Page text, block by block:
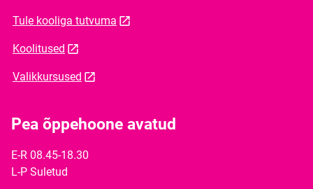
Tule kooliga tutvuma
Koolitused
Valikkursused
Pea õppehoone avatud
E-R 08.45-18.30
L-P Suletud